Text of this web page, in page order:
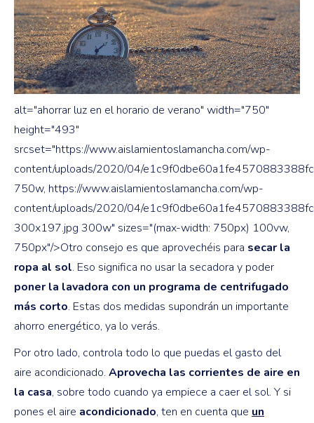
alt="ahorrar luz en el horario de verano" width="750"
height="493"
srcset="https://www.aislamientoslamancha.com/wp-
content/uploads/2020/04/
750w, https://www.aislamientoslamancha.com/wp-
content/uploads/2020/04/
300x197.jpg 300w" sizes="(max-width: 750px) 100vw,
750px"/>Otro consejo es que aprovechéis para secar la
ropa al sol. Eso significa no usar la secadora y poder
poner la lavadora con un programa de centrifugado
más corto. Estas dos medidas supondrán un importante
ahorro energético, ya lo verás.
Por otro lado, controla todo lo que puedas el gasto del
aire acondicionado. Aprovecha las corrientes de aire en
la casa, sobre todo cuando ya empiece a caer el sol. Y si
pones el aire acondicionado, ten en cuenta que un